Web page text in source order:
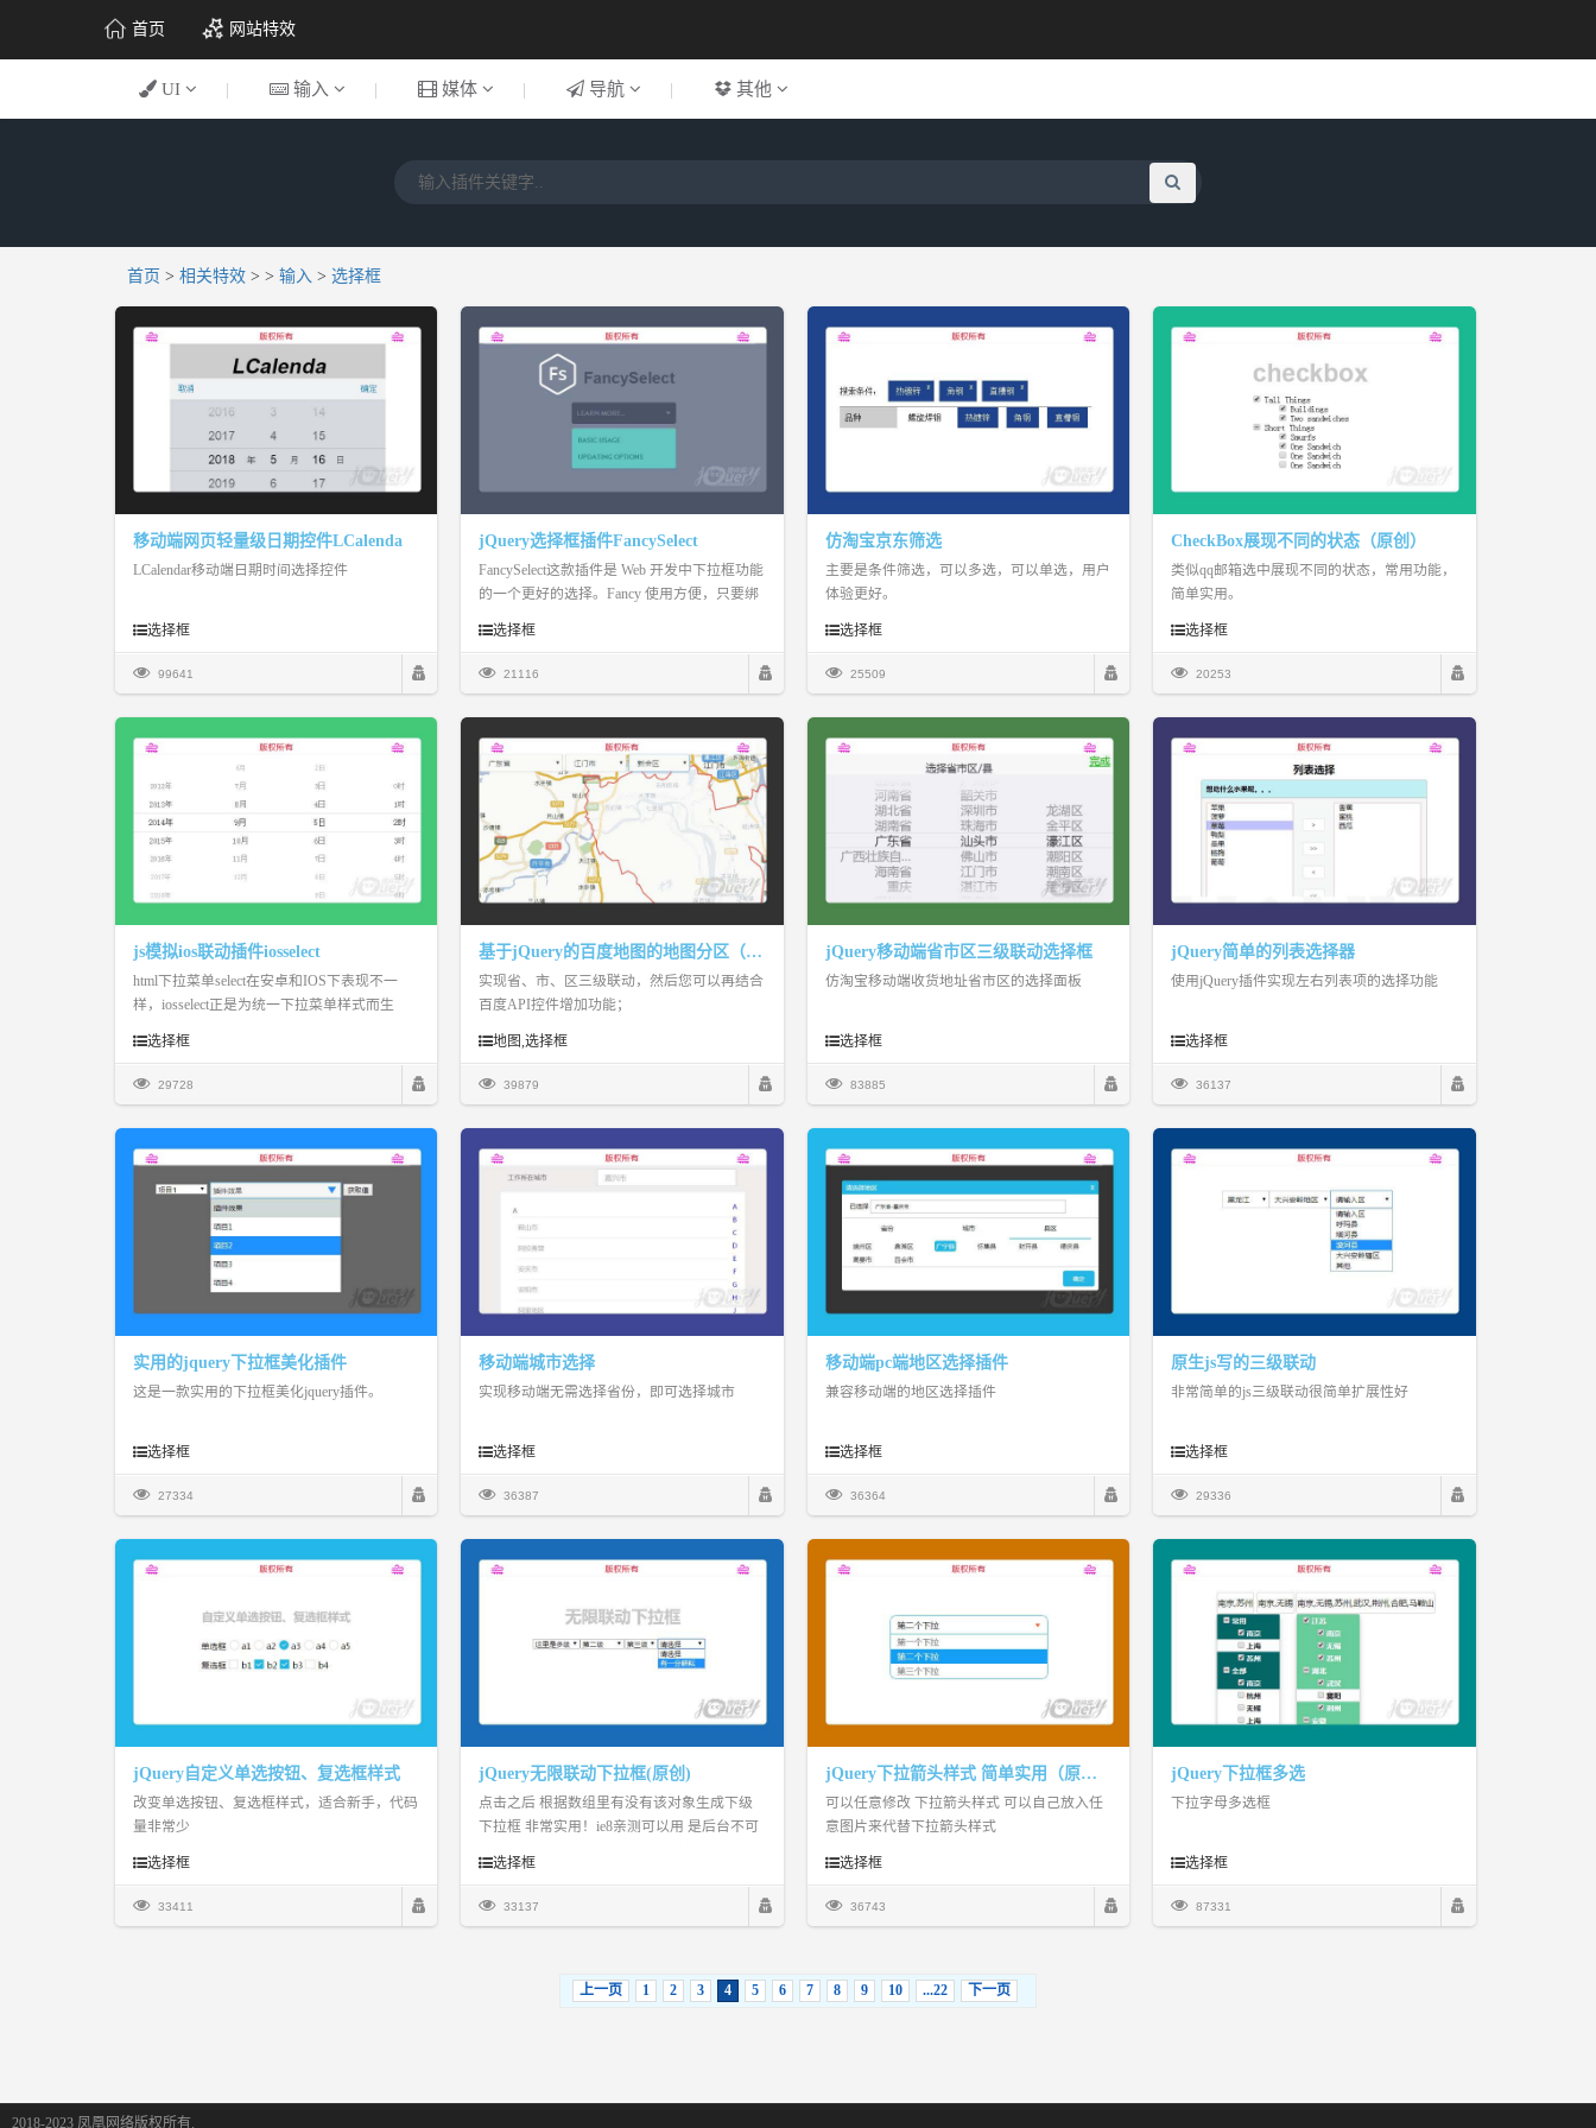
首页 网站特效
UI | 输入 | 媒体 | 导航 | 其他
首页 > 相关特效 > > 输入 > 选择框
移动端网页轻量级日期控件LCalenda
LCalendar移动端日期时间选择控件
选择框
99641
jQuery选择框插件FancySelect
FancySelect这款插件是 Web 开发中下拉框功能
的一个更好的选择。Fancy 使用方便，只要绑
以了。默认情况下，Fancy 在移动设备上使用
原生的选择功能和风格。
选择框
21116
仿淘宝京东筛选
主要是条件筛选，可以多选，可以单选，用户
体验更好。
选择框
25509
CheckBox展现不同的状态（原创）
类似qq邮箱选中展现不同的状态，常用功能，
简单实用。
选择框
20253
js模拟ios联动插件iosselect
html下拉菜单select在安卓和IOS下表现不一
样，iosselect正是为统一下拉菜单样式而生
选择框
29728
基于jQuery的百度地图的地图分区（可以实现三级联动）
实现省、市、区三级联动，然后您可以再结合
百度API控件增加功能；
地图,选择框
39879
jQuery移动端省市区三级联动选择框
仿淘宝移动端收货地址省市区的选择面板
选择框
83885
jQuery简单的列表选择器
使用jQuery插件实现左右列表项的选择功能
选择框
36137
实用的jquery下拉框美化插件
这是一款实用的下拉框美化jquery插件。
选择框
27334
移动端城市选择
实现移动端无需选择省份，即可选择城市
选择框
36387
移动端pc端地区选择插件
兼容移动端的地区选择插件
选择框
36364
原生js写的三级联动
非常简单的js三级联动很简单扩展性好
选择框
29336
jQuery自定义单选按钮、复选框样式
改变单选按钮、复选框样式，适合新手，代码
量非常少
选择框
33411
jQuery无限联动下拉框(原创)
点击之后 根据数组里有没有该对象生成下级
下拉框 非常实用！ie8亲测可以用 是后台不可
选择框
33137
jQuery下拉箭头样式 简单实用（原创）
可以任意修改 下拉箭头样式 可以自己放入任
意图片来代替下拉箭头样式
选择框
36743
jQuery下拉框多选
下拉字母多选框
选择框
87331
上一页 1 2 3 4 5 6 7 8 9 10 ...22 下一页
2018-2023 凤凰网络版权所有.